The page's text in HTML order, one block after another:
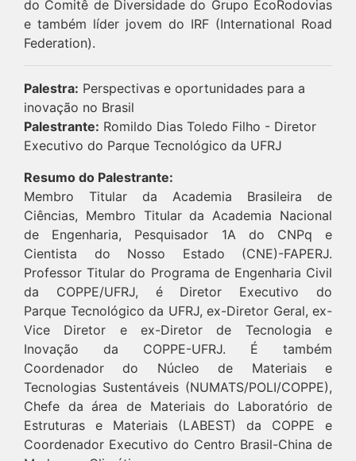
do Comitê de Diversidade do Grupo EcoRodovias
e também líder jovem do IRF (International Road
Federation).
Palestra: Perspectivas e oportunidades para a
inovação no Brasil
Palestrante: Romildo Dias Toledo Filho - Diretor
Executivo do Parque Tecnológico da UFRJ
Resumo do Palestrante:
Membro Titular da Academia Brasileira de
Ciências, Membro Titular da Academia Nacional
de Engenharia, Pesquisador 1A do CNPq e
Cientista do Nosso Estado (CNE)-FAPERJ.
Professor Titular do Programa de Engenharia Civil
da COPPE/UFRJ, é Diretor Executivo do
Parque Tecnológico da UFRJ, ex-Diretor Geral, ex-
Vice Diretor e ex-Diretor de Tecnologia e
Inovação da COPPE-UFRJ. É também
Coordenador do Núcleo de Materiais e
Tecnologias Sustentáveis (NUMATS/POLI/COPPE),
Chefe da área de Materiais do Laboratório de
Estruturas e Materiais (LABEST) da COPPE e
Coordenador Executivo do Centro Brasil-China de